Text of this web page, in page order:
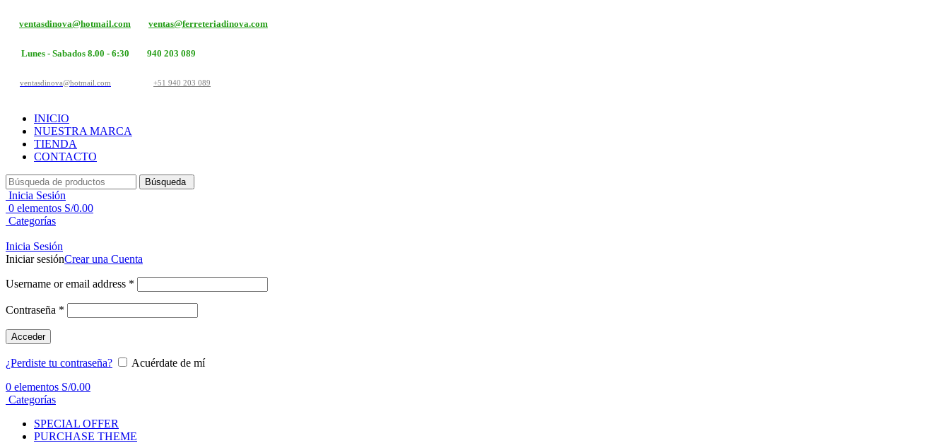
ventasdinova@hotmail.com ventas@ferreteriadinova.com
Lunes - Sabados 8.00 - 6:30 940 203 089
ventasdinova@hotmail.com +51 940 203 089
INICIO
NUESTRA MARCA
TIENDA
CONTACTO
Búsqueda
Inicia Sesión
0 elementos S/0.00
Categorías
Inicia Sesión
Iniciar sesiónCrear una Cuenta
Username or email address *
Contraseña *
Acceder
¿Perdiste tu contraseña?
Acuérdate de mí
0 elementos S/0.00
Categorías
SPECIAL OFFER
PURCHASE THEME